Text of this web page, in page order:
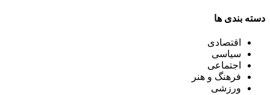
دسته بندی ها
اقتصادی
سیاسی
اجتماعی
فرهنگ و هنر
ورزشی